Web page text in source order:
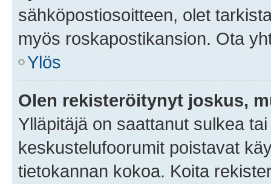
sähköpostiosoitteen, olet
myös roskapostikansion. Ota
Ylös
Olen rekisteröitynyt joskus,
Ylläpitäjä on saattanut sulkea
keskustelufoorumit poistavat
tietokannan kokoa. Koita